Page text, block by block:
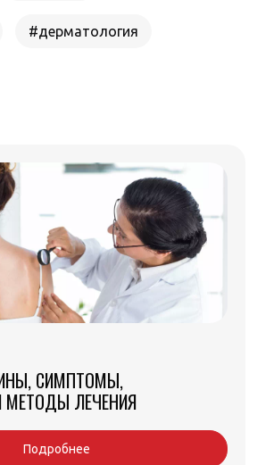
#дерматология
СИМПТОМЫ,
МЕТОДЫ ЛЕЧЕНИЯ
Подробнее